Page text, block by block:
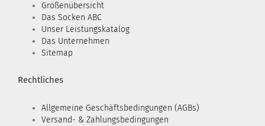
Größenübersicht
Das Socken ABC
Unser Leistungskatalog
Das Unternehmen
Sitemap
Rechtliches
Allgemeine Geschäftsbedingungen (AGBs)
Versand- & Zahlungsbedingungen